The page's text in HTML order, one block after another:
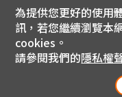
為提供您更好的使用
訊，若您繼續瀏覽本
cookies。
請參閱我們的隱私權